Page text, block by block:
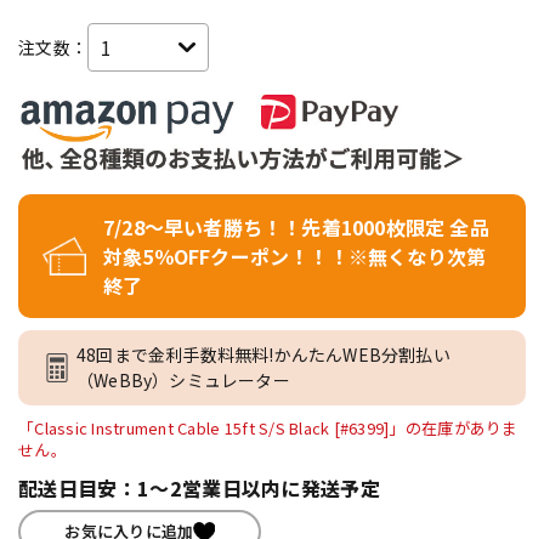
注文数：
7/28～早い者勝ち！！先着1000枚限定 全品
対象5％OFFクーポン！！！※無くなり次第
終了
48回まで金利手数料無料!かんたんWEB分割払い
（WeBBy）シミュレーター
「Classic Instrument Cable 15ft S/S Black [#6399]」の在庫がありま
せん。
配送日目安：1～2営業日以内に発送予定
お気に入りに追加